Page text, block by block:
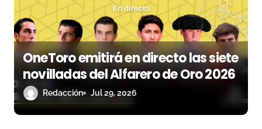
e
e
n
t
r
OneToro emitirá en directo las siete
novilladas del Alfarero de Oro 2026
Redacción Jul 29, 2026